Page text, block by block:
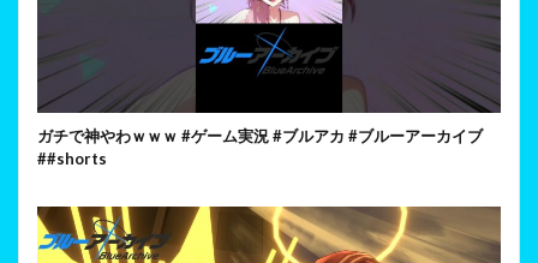
ガチで神やわｗｗｗ #ゲーム実況 #ブルアカ #ブルーアーカイブ
##shorts